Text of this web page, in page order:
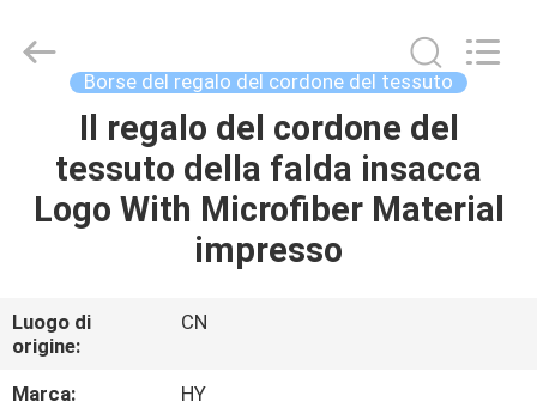
CASA.
PRODOTTI
DI
NOI
sventa
timbrando
Rights
Reserved.
Developed
Borse del regalo del cordone del tessuto
Il regalo del cordone del
tessuto della falda insacca
Logo With Microfiber Material
impresso
Luogo di
origine:
CN
Marca:
HY